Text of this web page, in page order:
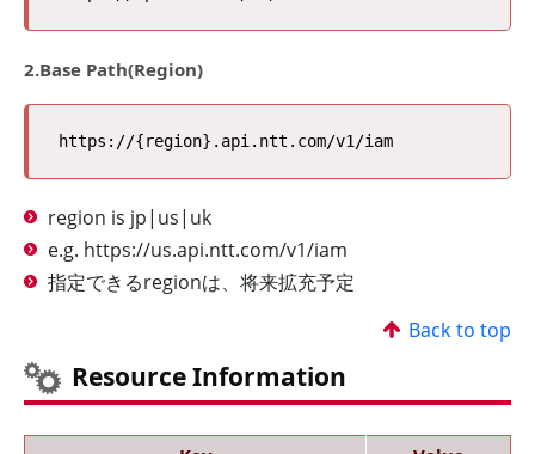
2.Base Path(Region)
region is jp|us|uk
e.g. https://us.api.ntt.com/v1/iam
指定できるregionは、将来拡充予定
Back to top
Resource Information